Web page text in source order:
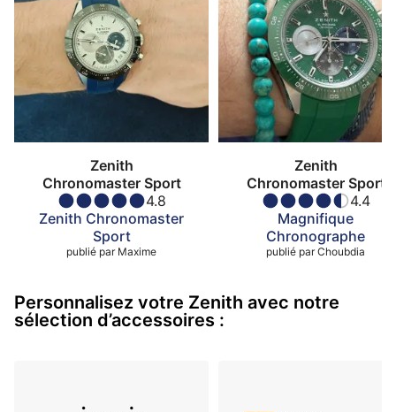
Zenith
Chronomaster Sport
4.8
Zenith Chronomaster
Sport
publié par Maxime
Zenith
Chronomaster Sport
4.4
Magnifique
Chronographe
publié par Choubdia
Personnalisez votre Zenith avec notre
sélection d’accessoires :